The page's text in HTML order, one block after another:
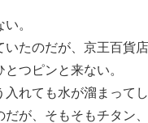
。
たのだが、京王百貨
つピンと来ない。
れても水が溜まってし
が、そもそもチタン